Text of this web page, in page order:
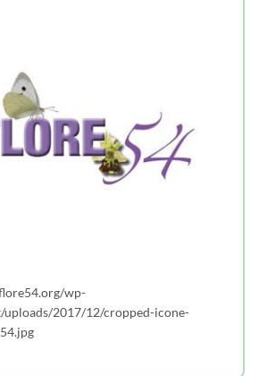
wp-
uploads/2017/12/cropped-icone-